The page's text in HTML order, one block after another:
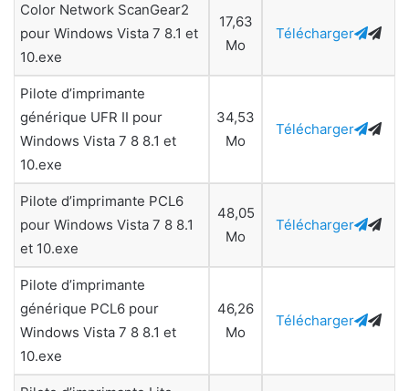
Color Network ScanGear2
pour Windows Vista 7 8.1 et
10.exe
17,63
Mo
Télécharger
Pilote d’imprimante
générique UFR II pour
Windows Vista 7 8 8.1 et
10.exe
34,53
Mo
Télécharger
Pilote d’imprimante PCL6
pour Windows Vista 7 8 8.1
et 10.exe
48,05
Mo
Télécharger
Pilote d’imprimante
générique PCL6 pour
Windows Vista 7 8 8.1 et
10.exe
46,26
Mo
Télécharger